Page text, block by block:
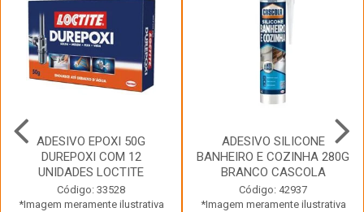
ADESIVO EPOXI 50G
DUREPOXI COM 12
UNIDADES LOCTITE
Código: 33528
*Imagem meramente ilustrativa
ADESIVO SILICONE
BANHEIRO E COZINHA 280G
BRANCO CASCOLA
Código: 42937
*Imagem meramente ilustrativa